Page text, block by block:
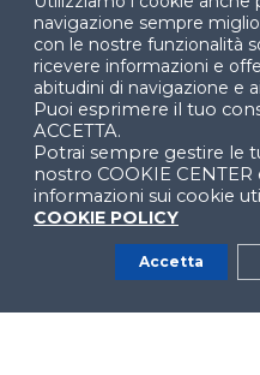
YouTube X
© 2024 Copyright ©
di Ingegneria Gestionale
navigazione sempre
con le nostre funzionalità
ricevere informazioni e
abitudini di navigazione e
Puoi esprimere il tuo
ACCETTA.
Potrai sempre gestire le
nostro COOKIE
informazioni sui cookie
COOKIE POLICY
Accetta